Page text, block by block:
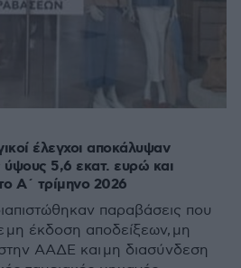
έλεγχοι αποκάλυψαν
5,6 εκατ. ευρώ και
Α΄ τρίμηνο 2026
παραβάσεις που
μη έκδοση αποδείξεων, μη
ΑΑΔΕ και μη διασύνδεση